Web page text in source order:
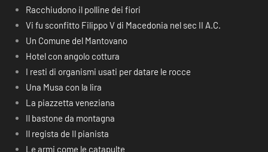
Racchiudono il polline dei fiori
Vi fu sconfitto Filippo V di Macedonia nel sec II A.C.
Un Comune del Mantovano
Hotel con angolo cottura
I resti di organismi usati per datare le rocce
Una Musa con la lira
La piazzetta veneziana
Il bastone da montagna
Il regista de Il pianista
Le armi come le catapulte